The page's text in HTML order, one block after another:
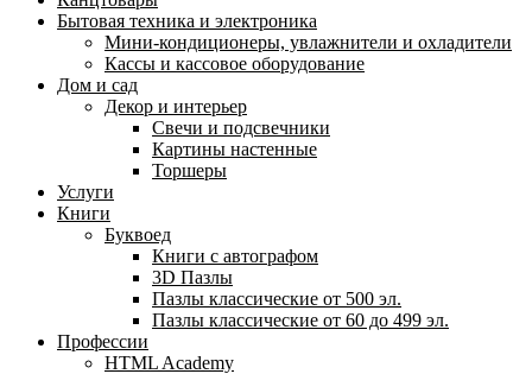
Бытовая техника и электроника
Мини-кондиционеры, увлажнители и охладители
Кассы и кассовое оборудование
Дом и сад
Декор и интерьер
Свечи и подсвечники
Картины настенные
Торшеры
Услуги
Книги
Буквоед
Книги с автографом
3D Пазлы
Пазлы классические от 500 эл.
Пазлы классические от 60 до 499 эл.
Профессии
HTML Academy